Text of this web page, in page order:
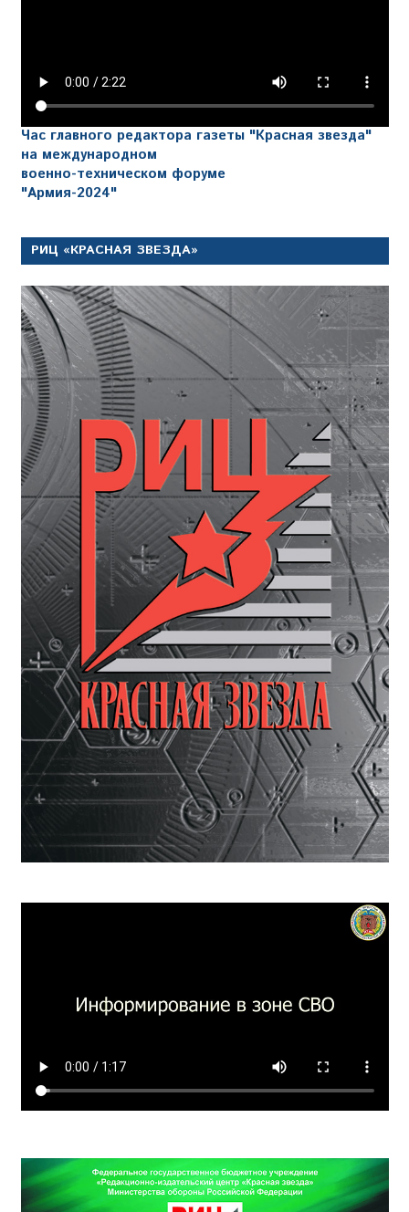
Час главного редактора газеты "Красная звезда"
на международном
военно-техническом форуме
"Армия-2024"
РИЦ «КРАСНАЯ ЗВЕЗДА»